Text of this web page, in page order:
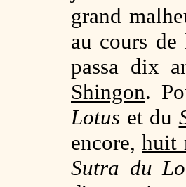
grand
au cours
passa dix
Shingon.
Lotus et du
encore,huit
Sutra du